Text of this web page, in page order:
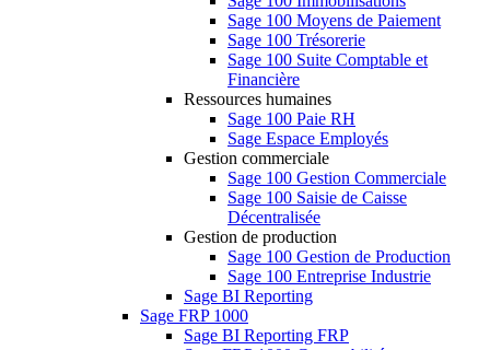
Sage 100 Moyens de Paiement
Sage 100 Trésorerie
Sage 100 Suite Comptable et
Financière
Ressources humaines
Sage 100 Paie RH
Sage Espace Employés
Gestion commerciale
Sage 100 Gestion Commerciale
Sage 100 Saisie de Caisse
Décentralisée
Gestion de production
Sage 100 Gestion de Production
Sage 100 Entreprise Industrie
Sage BI Reporting
Sage FRP 1000
Sage BI Reporting FRP